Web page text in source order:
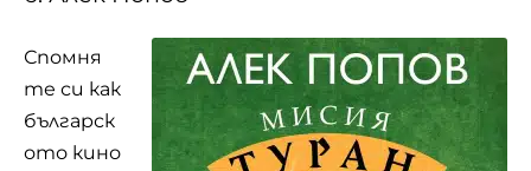
Спомня
те си как
българск
ото кино